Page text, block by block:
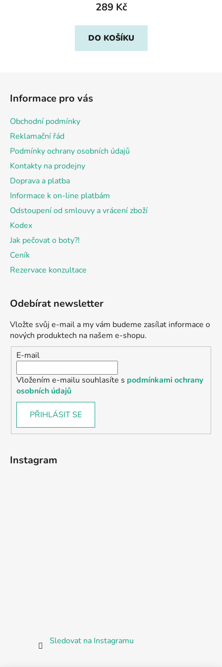
289 Kč
DO KOŠÍKU
Informace pro vás
Obchodní podmínky
Reklamační řád
Podmínky ochrany osobních údajů
Kontakty na prodejny
Doprava a platba
Informace k on-line platbám
Odstoupení od smlouvy a vrácení zboží
Kodex
Jak pečovat o boty?!
Ceník
Rezervace konzultace
Odebírat newsletter
Vložte svůj e-mail a my vám budeme zasílat informace o
nových produktech na našem e-shopu.
E-mail
Vložením e-mailu souhlasíte s podmínkami ochrany
osobních údajů
PŘIHLÁSIT SE
Instagram
Sledovat na Instagramu